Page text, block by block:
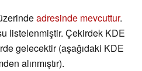
adresinde mevcuttur.
listelenmiştir. Çekirdek KDE
gelecektir (aşağıdaki KDE
alınmıştır).